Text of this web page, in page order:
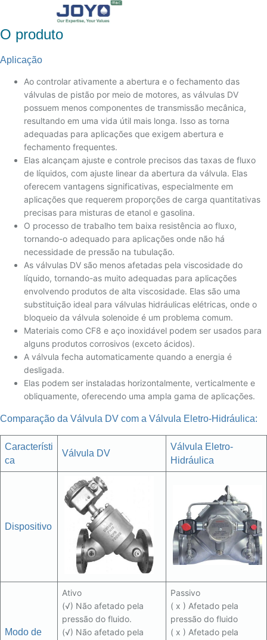
O produto
Aplicação
Ao controlar ativamente a abertura e o fechamento das
válvulas de pistão por meio de motores, as válvulas DV
possuem menos componentes de transmissão mecânica,
resultando em uma vida útil mais longa. Isso as torna
adequadas para aplicações que exigem abertura e
fechamento frequentes.
Elas alcançam ajuste e controle precisos das taxas de fluxo
de líquidos, com ajuste linear da abertura da válvula. Elas
oferecem vantagens significativas, especialmente em
aplicações que requerem proporções de carga quantitativas
precisas para misturas de etanol e gasolina.
O processo de trabalho tem baixa resistência ao fluxo,
tornando-o adequado para aplicações onde não há
necessidade de pressão na tubulação.
As válvulas DV são menos afetadas pela viscosidade do
líquido, tornando-as muito adequadas para aplicações
envolvendo produtos de alta viscosidade. Elas são uma
substituição ideal para válvulas hidráulicas elétricas, onde o
bloqueio da válvula solenoide é um problema comum.
Materiais como CF8 e aço inoxidável podem ser usados para
alguns produtos corrosivos (exceto ácidos).
A válvula fecha automaticamente quando a energia é
desligada.
Elas podem ser instaladas horizontalmente, verticalmente e
obliquamente, oferecendo uma ampla gama de aplicações.
Comparação da Válvula DV com a Válvula Eletro-Hidráulica:
Característi
ca
Válvula DV
Válvula Eletro-
Hidráulica
Dispositivo
Modo de
Ativo
(√) Não afetado pela
pressão do fluido.
(√) Não afetado pela
Passivo
( x ) Afetado pela
pressão do fluido
( x ) Afetado pela